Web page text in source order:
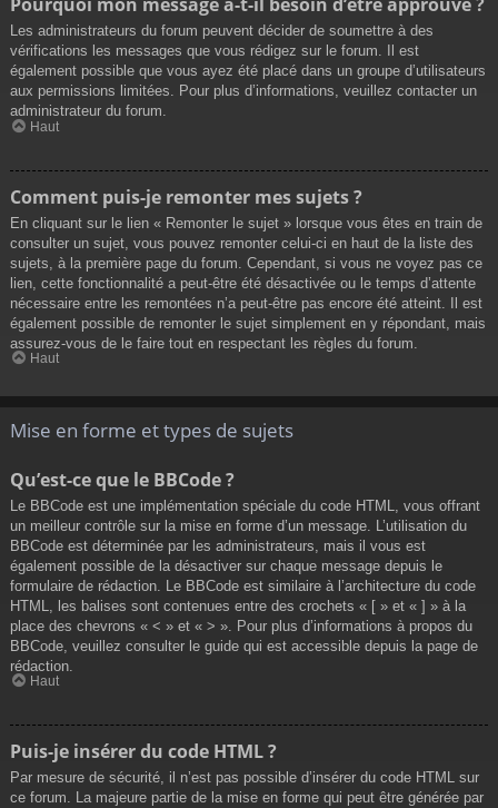
Les administrateurs du forum peuvent décider de soumettre à des
vérifications les messages que vous rédigez sur le forum. Il est
également possible que vous ayez été placé dans un groupe d’utilisateurs
aux permissions limitées. Pour plus d’informations, veuillez contacter un
administrateur du forum.
Haut
Comment puis-je remonter mes sujets ?
En cliquant sur le lien « Remonter le sujet » lorsque vous êtes en train de
consulter un sujet, vous pouvez remonter celui-ci en haut de la liste des
sujets, à la première page du forum. Cependant, si vous ne voyez pas ce
lien, cette fonctionnalité a peut-être été désactivée ou le temps d’attente
nécessaire entre les remontées n’a peut-être pas encore été atteint. Il est
également possible de remonter le sujet simplement en y répondant, mais
assurez-vous de le faire tout en respectant les règles du forum.
Haut
Mise en forme et types de sujets
Qu’est-ce que le BBCode ?
Le BBCode est une implémentation spéciale du code HTML, vous offrant
un meilleur contrôle sur la mise en forme d’un message. L’utilisation du
BBCode est déterminée par les administrateurs, mais il vous est
également possible de la désactiver sur chaque message depuis le
formulaire de rédaction. Le BBCode est similaire à l’architecture du code
HTML, les balises sont contenues entre des crochets « [ » et « ] » à la
place des chevrons « < » et « > ». Pour plus d’informations à propos du
BBCode, veuillez consulter le guide qui est accessible depuis la page de
rédaction.
Haut
Puis-je insérer du code HTML ?
Par mesure de sécurité, il n’est pas possible d’insérer du code HTML sur
ce forum. La majeure partie de la mise en forme qui peut être générée par